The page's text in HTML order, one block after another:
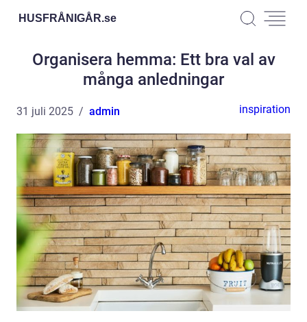
HUSFRÅNIGÅR.se
Organisera hemma: Ett bra val av
många anledningar
31 juli 2025 admin inspiration